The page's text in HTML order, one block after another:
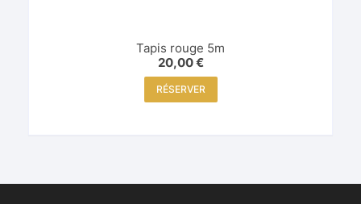
Tapis rouge 5m
20,00€
RÉSERVER